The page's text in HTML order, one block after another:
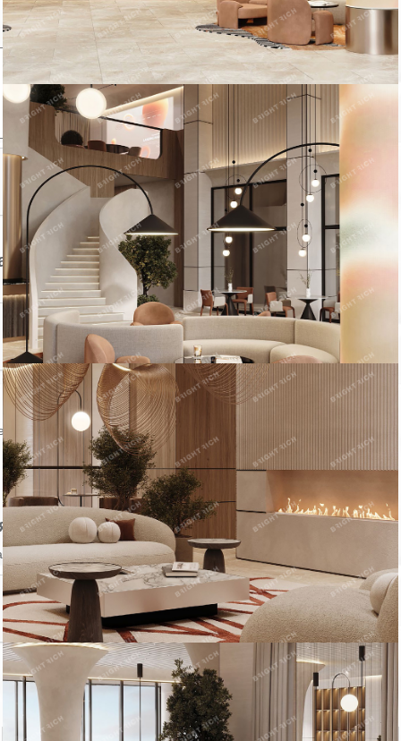
Контактный телефон:
объекта
на объявление?
Похожие объекты в Приморском районе